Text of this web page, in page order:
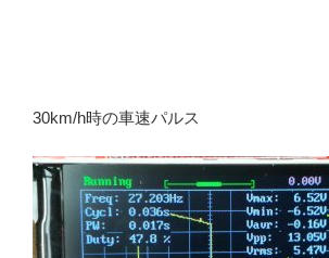
30km/h時の車速パルス